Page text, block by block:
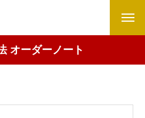
オーダーノート